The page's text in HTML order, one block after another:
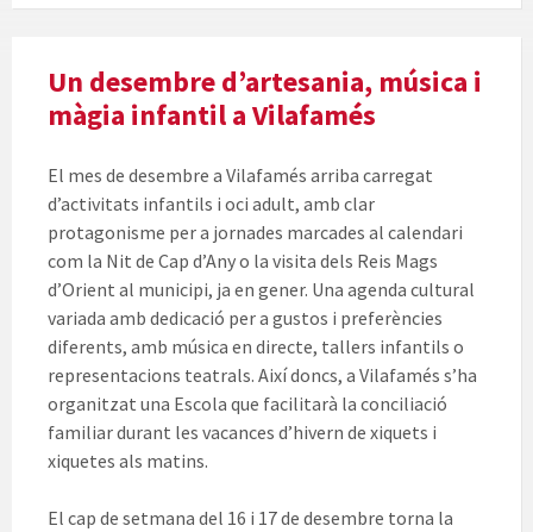
Un desembre d’artesania, música i
màgia infantil a Vilafamés
El mes de desembre a Vilafamés arriba carregat
d’activitats infantils i oci adult, amb clar
protagonisme per a jornades marcades al calendari
com la Nit de Cap d’Any o la visita dels Reis Mags
d’Orient al municipi, ja en gener. Una agenda cultural
variada amb dedicació per a gustos i preferències
diferents, amb música en directe, tallers infantils o
representacions teatrals. Així doncs, a Vilafamés s’ha
organitzat una Escola que facilitarà la conciliació
familiar durant les vacances d’hivern de xiquets i
xiquetes als matins.
El cap de setmana del 16 i 17 de desembre torna la